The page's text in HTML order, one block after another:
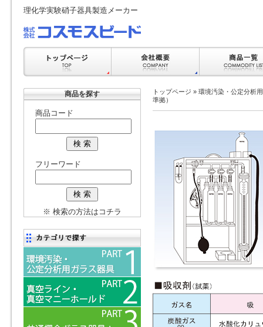
理化学実験硝子器具製造メーカー
商品を探す
商品コード
フリーワード
※ 検索の方法はコチラ
トップページ » 環境汚染・公定分析
準拠）